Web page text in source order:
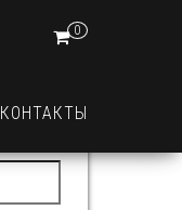
0
КОНТАКТЫ